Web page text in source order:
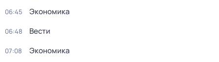
06:45 Экономика
06:48 Вести
07:08 Экономика